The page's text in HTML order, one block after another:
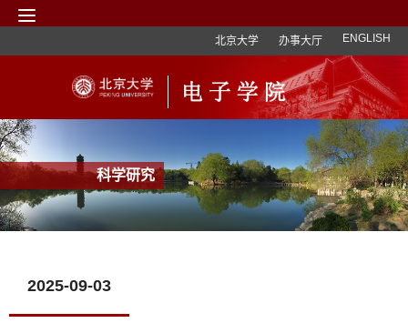
北京大学 办事大厅 ENGLISH
科学研究
2025-09-03